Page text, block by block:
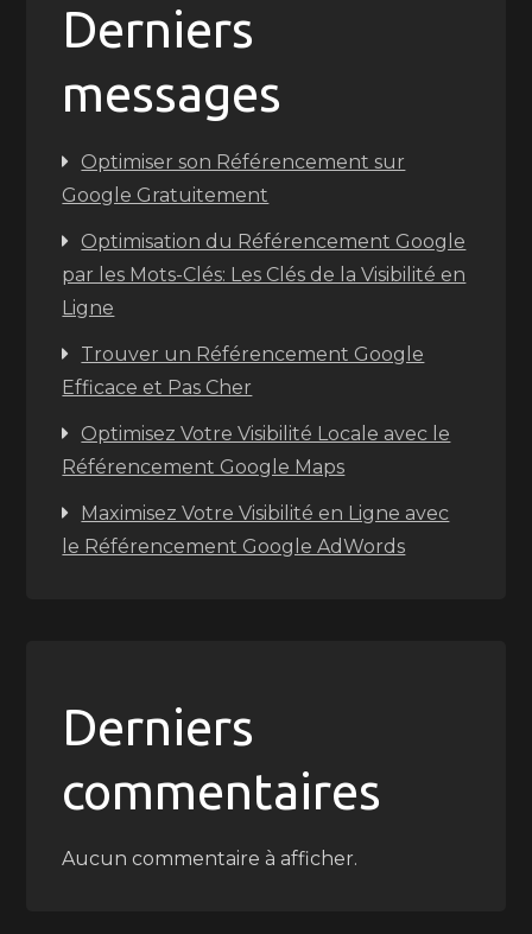
Derniers
messages
Optimiser son Référencement sur
Google Gratuitement
Optimisation du Référencement Google
par les Mots-Clés: Les Clés de la Visibilité en
Ligne
Trouver un Référencement Google
Efficace et Pas Cher
Optimisez Votre Visibilité Locale avec le
Référencement Google Maps
Maximisez Votre Visibilité en Ligne avec
le Référencement Google AdWords
Derniers
commentaires
Aucun commentaire à afficher.